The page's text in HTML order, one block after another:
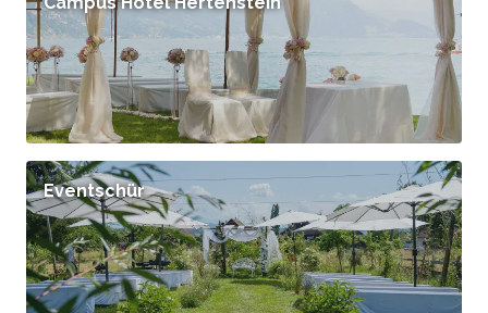
Eventschür